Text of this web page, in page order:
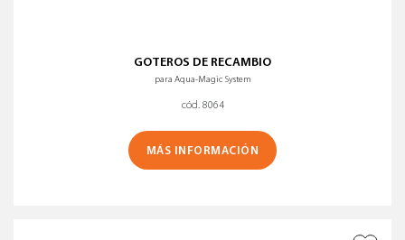
GOTEROS DE RECAMBIO
para Aqua-Magic System
cód. 8064
MÁS INFORMACIÓN